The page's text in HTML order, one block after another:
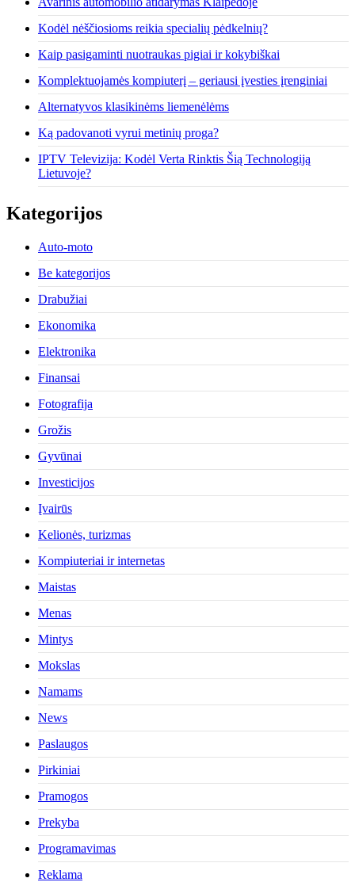
Kodėl nėščiosioms reikia specialių pėdkelnių?
Kaip pasigaminti nuotraukas pigiai ir kokybiškai
Komplektuojamės kompiuterį – geriausi įvesties įrenginiai
Alternatyvos klasikinėms liemenėlėms
Ką padovanoti vyrui metinių proga?
IPTV Televizija: Kodėl Verta Rinktis Šią Technologiją
Lietuvoje?
Kategorijos
Auto-moto
Be kategorijos
Drabužiai
Ekonomika
Elektronika
Finansai
Fotografija
Grožis
Gyvūnai
Investicijos
Įvairūs
Kelionės, turizmas
Kompiuteriai ir internetas
Maistas
Menas
Mintys
Mokslas
Namams
News
Paslaugos
Pirkiniai
Pramogos
Prekyba
Programavimas
Reklama